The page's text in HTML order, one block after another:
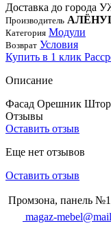
Доставка до города
Производитель
Категория Модули
Возврат Условия
Купить в 1 клик
Описание
Фасад Орешник
Отзывы
Оставить отзыв
Еще нет отзывов
Оставить отзыв
Промзона, панель
magaz-